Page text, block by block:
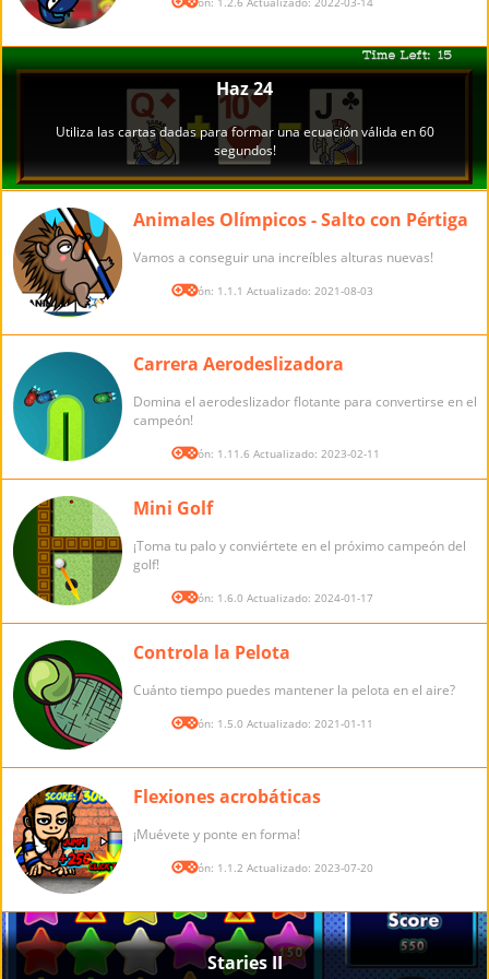
Animales Olímpicos - Salto con Pértiga
Vamos a conseguir una increíbles alturas nuevas!
Versión: 1.1.1 Actualizado: 2021-08-03
Carrera Aerodeslizadora
Domina el aerodeslizador flotante para convertirse en el
campeón!
Versión: 1.11.6 Actualizado: 2023-02-11
Mini Golf
¡Toma tu palo y conviértete en el próximo campeón del
golf!
Versión: 1.6.0 Actualizado: 2024-01-17
Controla la Pelota
Cuánto tiempo puedes mantener la pelota en el aire?
Versión: 1.5.0 Actualizado: 2021-01-11
Flexiones acrobáticas
¡Muévete y ponte en forma!
Versión: 1.1.2 Actualizado: 2023-07-20